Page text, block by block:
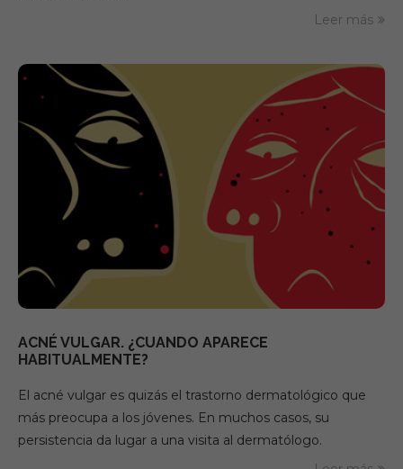
Leer más
ACNÉ VULGAR. ¿CUANDO APARECE
HABITUALMENTE?
El acné vulgar es quizás el trastorno dermatológico que
más preocupa a los jóvenes. En muchos casos, su
persistencia da lugar a una visita al dermatólogo.